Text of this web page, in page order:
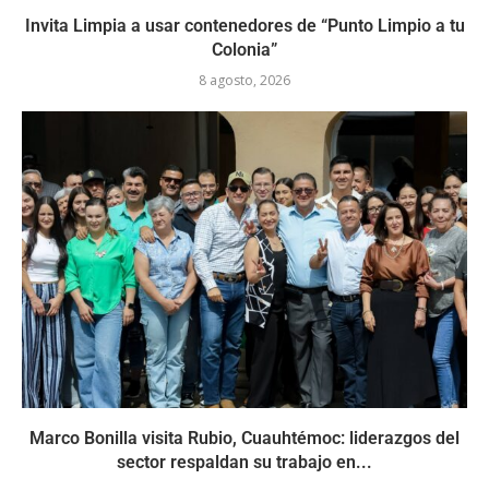
Invita Limpia a usar contenedores de “Punto Limpio a tu
Colonia”
8 agosto, 2026
Marco Bonilla visita Rubio, Cuauhtémoc: liderazgos del
sector respaldan su trabajo en...